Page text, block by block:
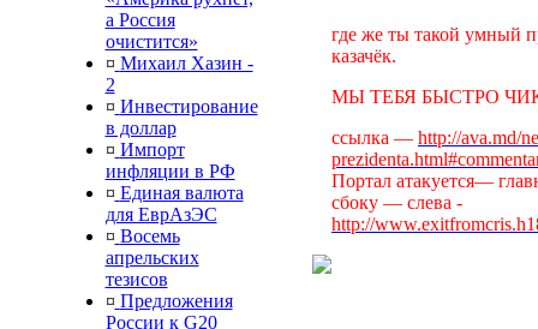
а Россия
очистится»
¤ Михаил Хазин -
2
¤ Инвестирование
в доллар
¤ Импорт
инфляции в РФ
¤ Единая валюта
для ЕврАзЭС
¤ Восемь
апрельских
тезисов
¤ Предложения
России к G20
где же ты такой умный
казачёк.
МЫ ТЕБЯ БЫСТРО
ссылка — http://ava.md/
Портал атакуется—
сбоку — слева -
http://